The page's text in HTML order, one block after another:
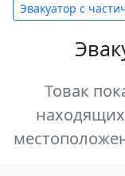
Эвакуатор с
Товак